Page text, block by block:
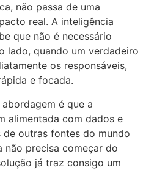
não passa de uma
real. A inteligência
que não é necessário
lado, quando um verdadeiro
os responsáveis,
e focada.
é que a
alimentada com dados e
outras fontes do mundo
não precisa começar do
já traz consigo um